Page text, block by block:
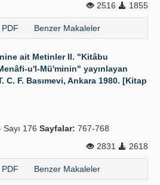
2516
1855
PDF Benzer Makaleler
ait Metinler II. "Kitâbu
u'l-Mü'minin" yayınlayan
C. F. Basımevi, Ankara 1980. [Kitap
176 Sayfalar: 767-768
2831
2618
PDF Benzer Makaleler